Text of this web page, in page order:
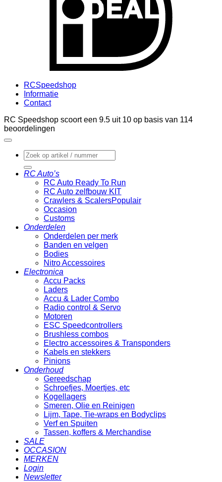
RCSpeedshop
Informatie
Contact
RC Speedshop scoort een 9.5 uit 10 op basis van 114
beoordelingen
Zoeken
naar:
RC Auto’s
RC Auto Ready To Run
RC Auto zelfbouw KIT
Crawlers & Scalers
Occasion
Customs
Onderdelen
Onderdelen per merk
Banden en velgen
Bodies
Nitro Accessoires
Electronica
Accu Packs
Laders
Accu & Lader Combo
Radio control & Servo
Motoren
ESC Speedcontrollers
Brushless combos
Electro accessoires & Transponders
Kabels en stekkers
Pinions
Onderhoud
Gereedschap
Schroefjes, Moertjes, etc
Kogellagers
Smeren, Olie en Reinigen
Lijm, Tape, Tie-wraps en Bodyclips
Verf en Spuiten
Tassen, koffers & Merchandise
SALE
OCCASION
MERKEN
Login
Newsletter